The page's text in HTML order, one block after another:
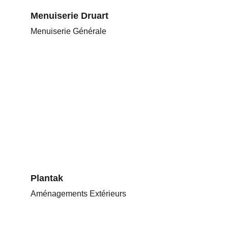
Menuiserie Druart
Menuiserie Générale
Plantak
Aménagements Extérieurs